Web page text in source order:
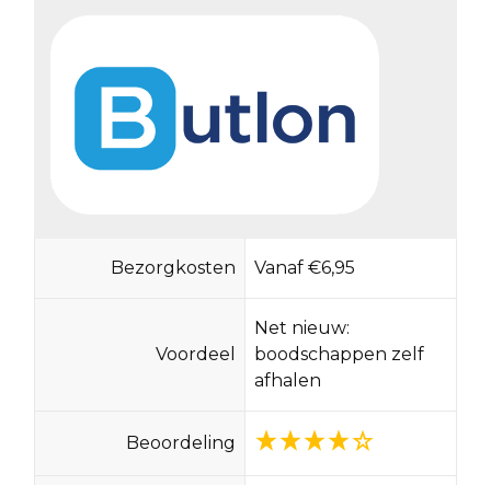
Bezorgkosten Vanaf €6,95
Voordeel
Net nieuw:
boodschappen zelf
afhalen
Beoordeling